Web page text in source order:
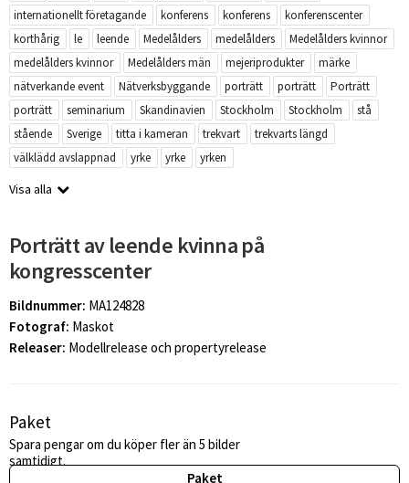
internationellt företagande
konferens konferens
konferenscenter
korthårig
le leende Medelålders medelålders
Medelålders kvinnor
medelålders kvinnor
Medelålders män mejeriprodukter
märke
nätverkande event
Nätverksbyggande porträtt porträtt
Porträtt
porträtt
seminarium Skandinavien Stockholm Stockholm
stå
stående
Sverige titta i kameran trekvart
trekvarts längd
välklädd avslappnad
yrke yrke yrken
Visa alla
Porträtt av leende kvinna på
kongresscenter
Bildnummer: MA124828
Fotograf: Maskot
Releaser: Modellrelease och propertyrelease
Paket
Spara pengar om du köper fler än 5 bilder
samtidigt.
Paket